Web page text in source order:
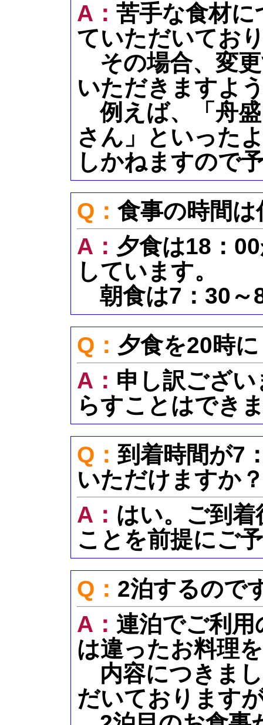
A： 苦手な食材
ていただいてお
その場合、変
いただきますよ
例えば、「舟
さん」といった
しかねますので
Q： 食事の時間
A： 夕食は18：
しています。
朝食は7：30～
Q： 夕食を20時
A： 申し訳ござ
らすことはでき
Q： 到着時間が7
いただけますか
A： はい。ご到
ことを前提にご
Q： 2泊するので
A： 連泊でご利用
は違ったお料理
内容につきま
だいております